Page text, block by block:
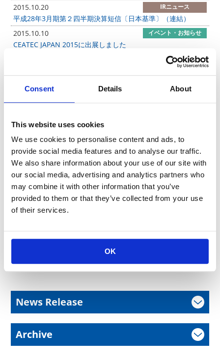
Consent Details About
This website uses cookies
We use cookies to personalise content and ads, to
provide social media features and to analyse our traffic.
We also share information about your use of our site with
our social media, advertising and analytics partners who
may combine it with other information that you’ve
provided to them or that they’ve collected from your use
of their services.
OK
2015.10.20
IRニュース
平成28年3月期第２四半期決算短信〔日本基準〕（連結）
2015.10.10
イベント・お知らせ
CEATEC JAPAN 2015に出展しました
製品ニュース
厚膜チップ低抵抗器「UR73V/VD 2B」、長辺電極チップ抵抗
2015.09.11
製品ニュース
厚膜チップ抵抗器小型0402mmのT.C.R.拡大
2015.09.11
製品ニュース
金属板シャント「TLRシリーズ」抵抗値拡大
インターネットからの
お問い合わせ
News Release
Archive